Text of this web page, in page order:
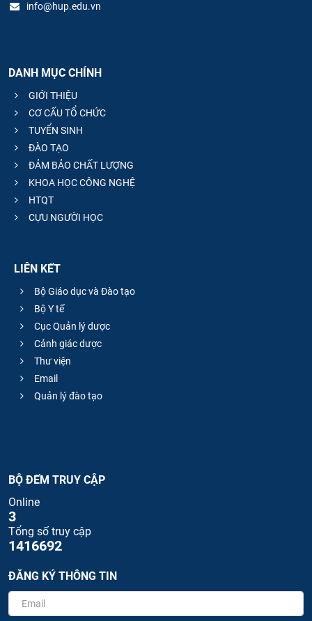
info@hup.edu.vn
DANH MỤC CHÍNH
GIỚI THIỆU
CƠ CẤU TỔ CHỨC
TUYỂN SINH
ĐÀO TẠO
ĐẢM BẢO CHẤT LƯỢNG
KHOA HỌC CÔNG NGHỆ
HTQT
CỰU NGƯỜI HỌC
LIÊN KẾT
Bộ Giáo dục và Đào tạo
Bộ Y tế
Cục Quản lý dược
Cảnh giác dược
Thư viện
Email
Quản lý đào tạo
BỘ ĐẾM TRUY CẬP
Online
3
Tổng số truy cập
1416692
ĐĂNG KÝ THÔNG TIN